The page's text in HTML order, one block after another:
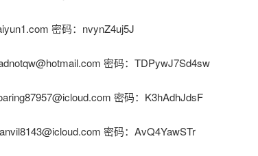
密码：nvynZ4uj5J
密码：TDPywJ7Sd4sw
密码：K3hAdhJdsF
密码：AvQ4YawSTr